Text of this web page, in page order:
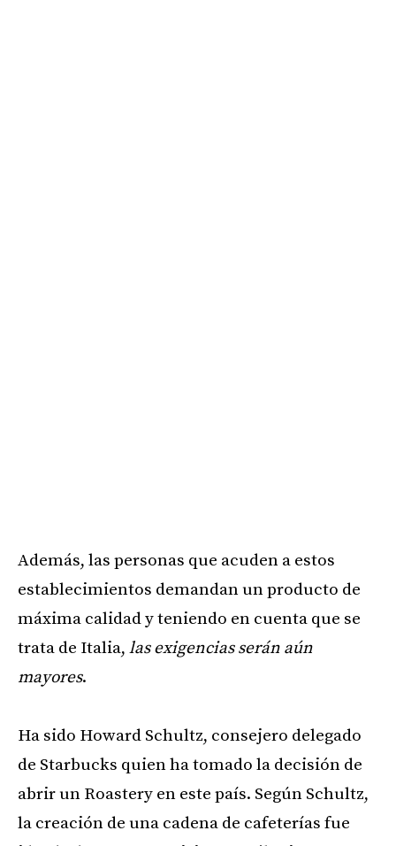
Además, las personas que acuden a estos
establecimientos demandan un producto de
máxima calidad y teniendo en cuenta que se
trata de Italia, las exigencias serán aún
mayores.
Ha sido Howard Schultz, consejero delegado
de Starbucks quien ha tomado la decisión de
abrir un Roastery en este país. Según Schultz,
la creación de una cadena de cafeterías fue